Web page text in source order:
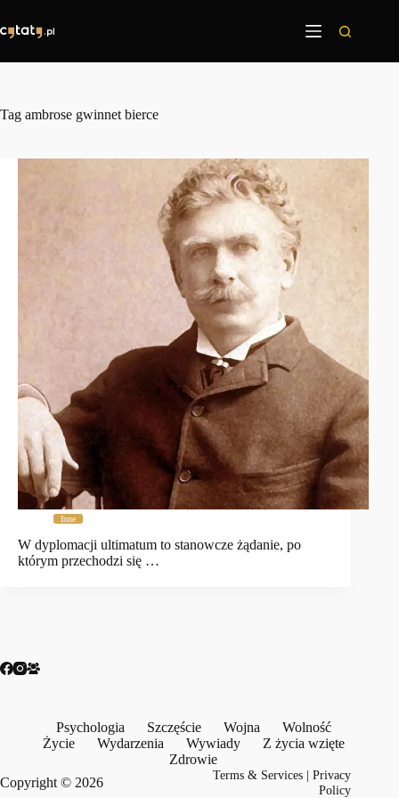
treści
Tag ambrose gwinnet bierce
Inne
W dyplomacji ultimatum to stanowcze żądanie, po
którym przechodzi się …
Psychologia Szczęście Wojna
Wolność
Życie
Wydarzenia Wywiady
Z życia wzięte
Zdrowie
Copyright © 2026
Terms & Services |Privacy
Policy